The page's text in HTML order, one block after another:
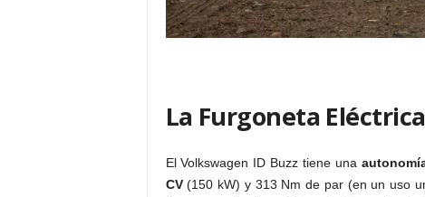
La Furgoneta
El Volkswagen ID Buzz tiene una
CV(150 kW) y 313 Nm de par (en un uso